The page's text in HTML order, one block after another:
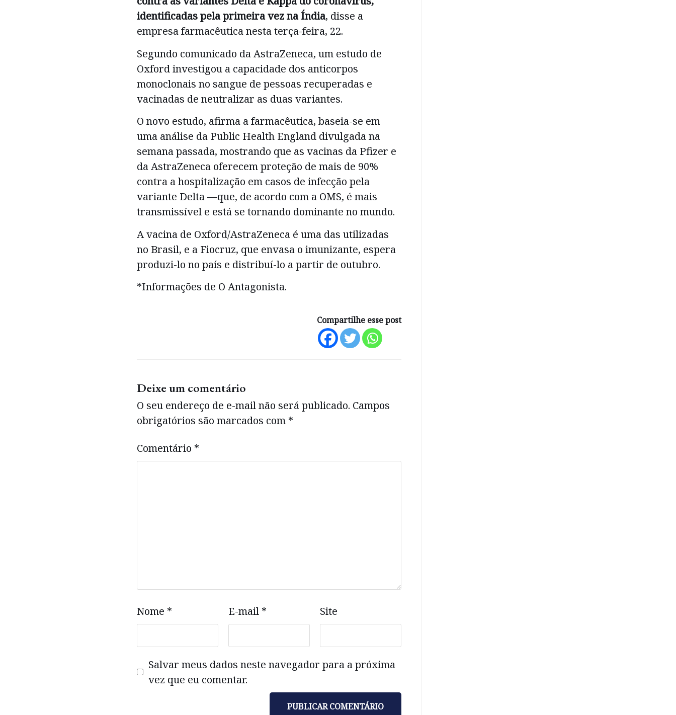
identificadas pela primeira vez na Índia, disse a
empresa farmacêutica nesta terça-feira, 22.
Segundo comunicado da AstraZeneca, um estudo de
Oxford investigou a capacidade dos anticorpos
monoclonais no sangue de pessoas recuperadas e
vacinadas de neutralizar as duas variantes.
O novo estudo, afirma a farmacêutica, baseia-se em
uma análise da Public Health England divulgada na
semana passada, mostrando que as vacinas da Pfizer e
da AstraZeneca oferecem proteção de mais de 90%
contra a hospitalização em casos de infecção pela
variante Delta —que, de acordo com a OMS, é mais
transmissível e está se tornando dominante no mundo.
A vacina de Oxford/AstraZeneca é uma das utilizadas
no Brasil, e a Fiocruz, que envasa o imunizante, espera
produzi-lo no país e distribuí-lo a partir de outubro.
*Informações de O Antagonista.
Compartilhe esse post
Deixe um comentário
O seu endereço de e-mail não será publicado. Campos
obrigatórios são marcados com *
Comentário *
Nome * E-mail * Site
Salvar meus dados neste navegador para a próxima
vez que eu comentar.